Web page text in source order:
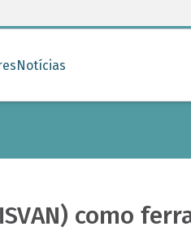
Notícias
como